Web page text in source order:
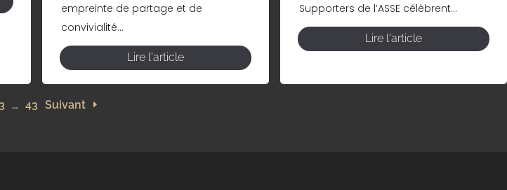
empreinte de partage et de
convivialité...
Lire l'article
Supporters de l’ASSE célèbrent...
Lire l'article
3 … 43 Suivant